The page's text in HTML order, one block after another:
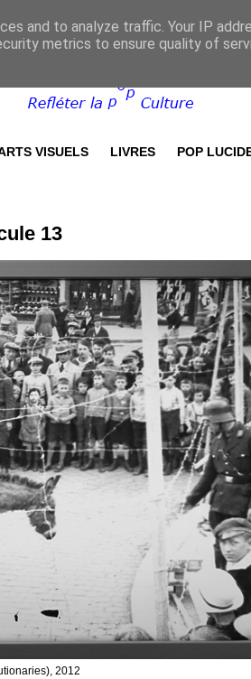
VISUELS LIVRES POP
13
2012
and to analyze traffic. Your IP
metrics to ensure quality of